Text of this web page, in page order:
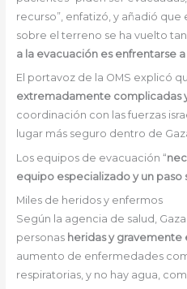
recurso”, enfatizó, y añadió que
sobre el terreno se ha vuelto
a la evacuación es enfrentarse
El portavoz de la OMS explicó
extremadamente complicadas
coordinación con las fuerzas
lugar más seguro dentro de
Los equipos de evacuación “
equipo especializado y un paso
Miles de heridos y enfermos
Según la agencia de salud,
personas heridas y gravemente
aumento de enfermedades
respiratorias, y no hay agua,